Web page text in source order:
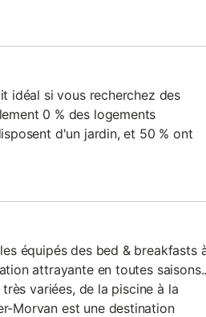
idéal si vous recherchez des
0 % des logements
d'un jardin, et 50 % ont
équipés des bed & breakfasts
attrayante en toutes saisons..
variées, de la piscine à la
Morvan est une destination